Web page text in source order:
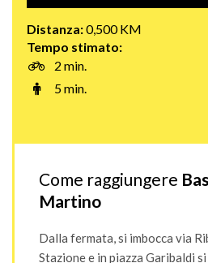
Distanza:0,500 KM
Tempo stimato:
2 min.
5 min.
Come raggiungere
Martino
Dalla fermata, si imbocca via
Stazione e in piazza Garibaldi